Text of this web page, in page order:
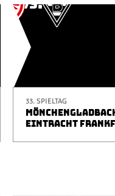
33. SPIELTAG
EINTRACHT